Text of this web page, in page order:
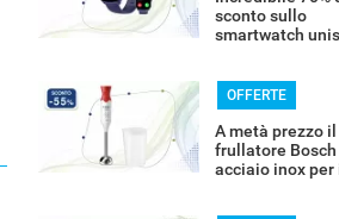
sconto sullo
smartwatch
OFFERTE
A metà prezzo il
frullatore Bosch
acciaio inox per